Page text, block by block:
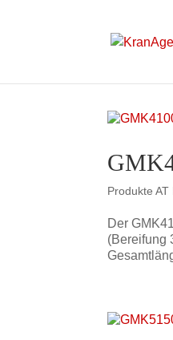
Produkte AT
Der
(Bereifung